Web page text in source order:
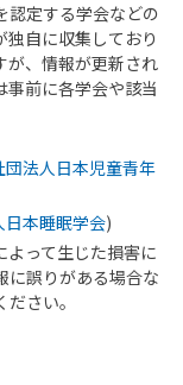
認定する学会などの
自に収集しており
が、情報が更新され
事前に各学会や該当
団法人日本児童青年
日本睡眠学会)
よって生じた損害に
に誤りがある場合な
さい。